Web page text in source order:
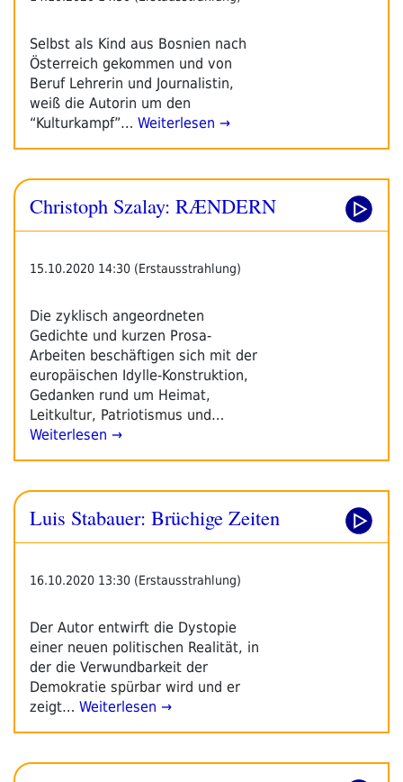
Selbst als Kind aus Bosnien nach
Österreich gekommen und von
Beruf Lehrerin und Journalistin,
weiß die Autorin um den
“Kulturkampf”… Weiterlesen →
Christoph Szalay: RÆNDERN
15.10.2020 14:30 (Erstausstrahlung)
Die zyklisch angeordneten
Gedichte und kurzen Prosa-
Arbeiten beschäftigen sich mit der
europäischen Idylle-Konstruktion,
Gedanken rund um Heimat,
Leitkultur, Patriotismus und…
Weiterlesen →
Luis Stabauer: Brüchige Zeiten
16.10.2020 13:30 (Erstausstrahlung)
Der Autor entwirft die Dystopie
einer neuen politischen Realität, in
der die Verwundbarkeit der
Demokratie spürbar wird und er
zeigt… Weiterlesen →